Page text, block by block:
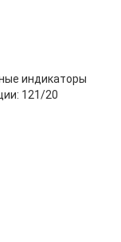
индикаторы
121/20